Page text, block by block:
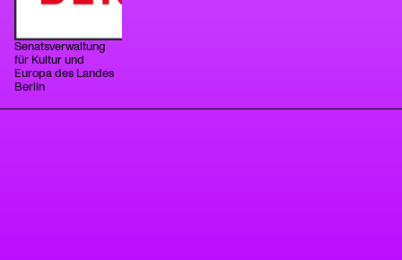
Senatsverwaltung
für Kultur und
Europa des Landes
Berlin